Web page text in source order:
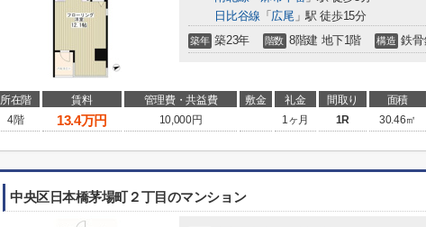
日比谷線 「 広尾」駅 徒歩15分
築年 築23年 階数 8階建 地下1階 構造 鉄骨
所在階 賃料 管理費・共益費 敷金 礼金 間取り 面積
4階
13.4万円 10,000円 1ヶ月 1R 30.46㎡
中央区日本橋茅場町２丁目のマンション